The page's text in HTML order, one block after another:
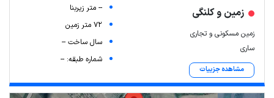
زمین و کلنگی
زمین مسکونی و تجاری
ساری
مشاهده جزییات
-- متر زیربنا
72 متر زمین
سال ساخت --
شماره طبقه: --